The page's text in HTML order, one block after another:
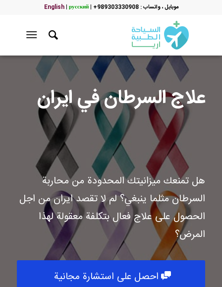
موبایل ، واتساب : 989303330908+ |
English| русский
علاج السرطان في ايران
هل تمنعك ميزانيتك المحدودة من محاربة
السرطان مثلما ينبغي؟ لم لا تقصد ايران من اجل
الحصول على علاج فعال بتكلفة معقولة لهذا
المرض؟
احصل على استشارة مجانية